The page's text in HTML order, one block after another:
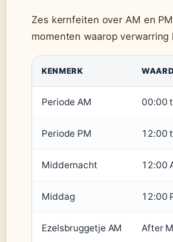
Zes kernfeiten over AM en
momenten waarop
KENMERK
Periode AM 00:00
Periode PM 12:00
Middernacht 12:00
Middag 12:00
Ezelsbruggetje AM After